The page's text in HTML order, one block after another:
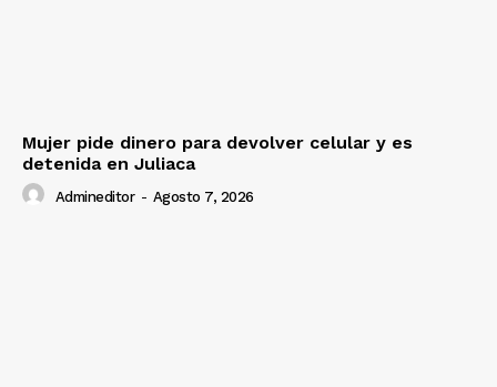
Mujer pide dinero para devolver celular y es
detenida en Juliaca
Admineditor - Agosto 7, 2026